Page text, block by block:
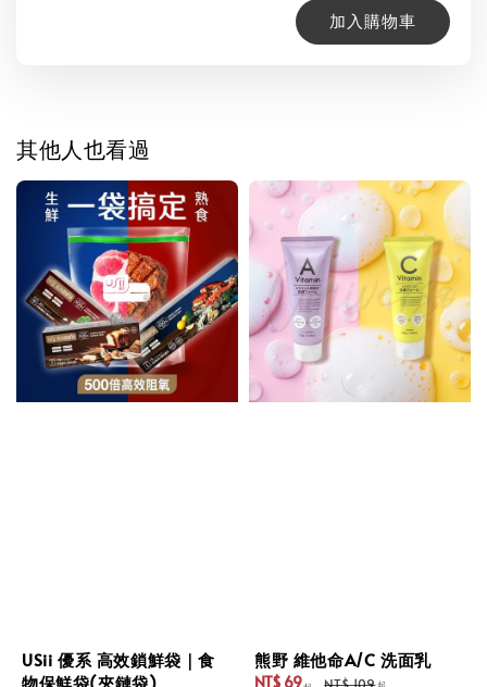
加入購物車
其他人也看過
USii 優系 高效鎖鮮袋｜食
物保鮮袋(夾鏈袋)
熊野 維他命A/C 洗面乳
NT$ 69 起